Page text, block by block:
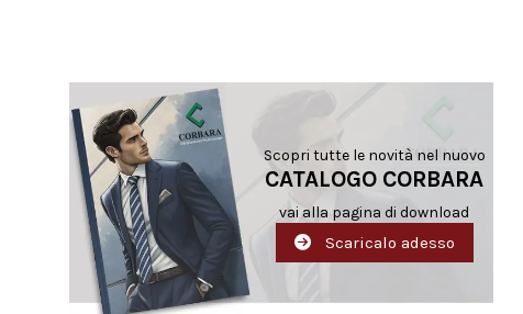
Scopri tutte le novità nel nuovo
CATALOGO CORBARA
vai alla pagina di download
Scaricalo adesso